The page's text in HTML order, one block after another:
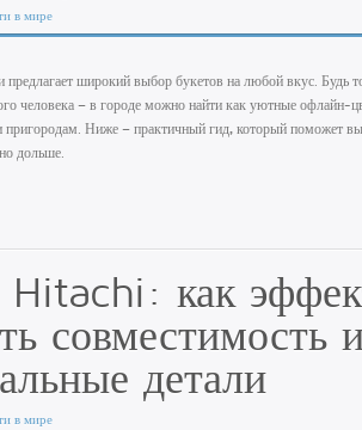
в мире
широкий выбор букетов на любой вкус. Будь
человека — в городе можно найти как уютные офлайн-
пригородам. Ниже — практичный гид, который поможет
дольше.
Hitachi: как
совместимость
детали
в мире